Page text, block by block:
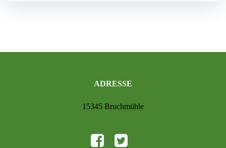
ADRESSE
15345 Bruchmühle